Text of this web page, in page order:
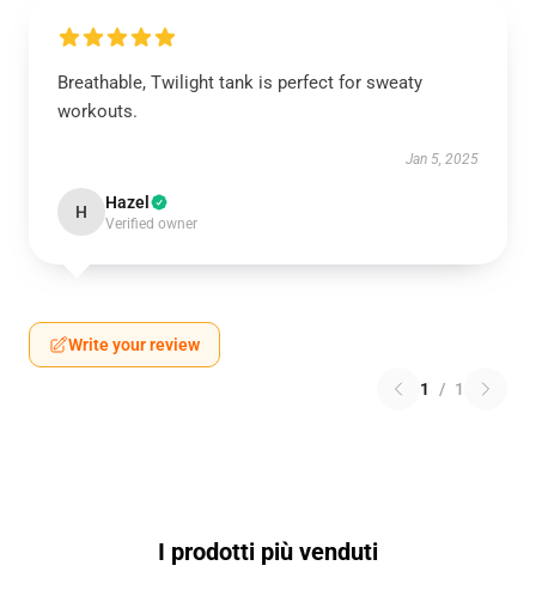
Breathable, Twilight tank is perfect for sweaty
workouts.
Jan 5, 2025
H Hazel
Verified owner
Write your review
1 / 1
I prodotti più venduti